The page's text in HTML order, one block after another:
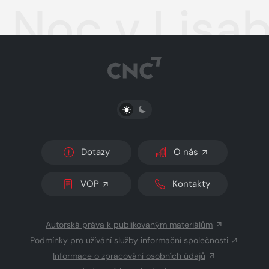
Noc v
PŘEPNOUT SVĚTLÝ/TMAVÝ REŽIM
Dotazy O nás
VOP Kontakty
Autorská práva k publikovaným materiálům
Podmínky pro užívání služby informační společnosti
Informace o zpracování osobních údajů